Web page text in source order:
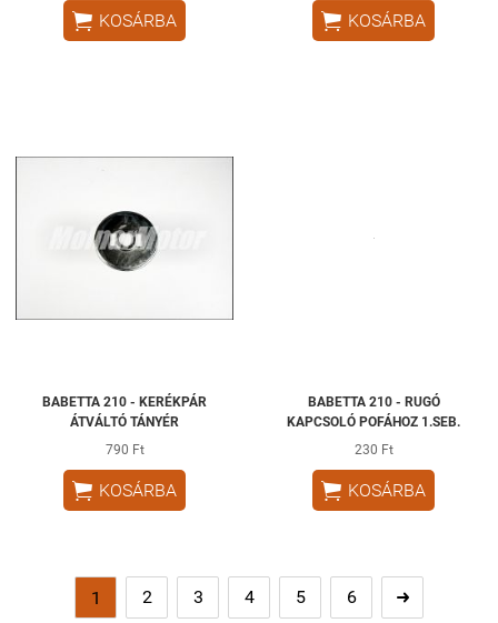
 KOSÁRBA  KOSÁRBA
BABETTA 210 - KERÉKPÁR
ÁTVÁLTÓ TÁNYÉR
790 Ft
 KOSÁRBA
BABETTA 210 - RUGÓ
KAPCSOLÓ POFÁHOZ 1.SEB.
230 Ft
 KOSÁRBA
1 2 3 4 5 6 